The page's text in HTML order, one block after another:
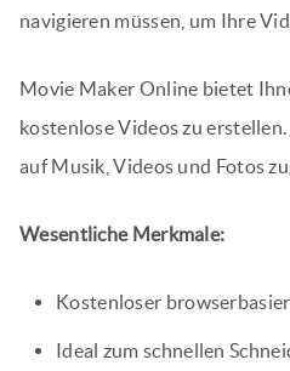
navigieren müssen, um Ihre
Movie Maker Online bietet
kostenlose Videos zu
auf Musik, Videos und Fotos
Wesentliche Merkmale:
Kostenloser
Ideal zum schnellen